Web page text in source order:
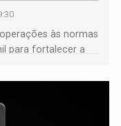
às normas
para fortalecer a